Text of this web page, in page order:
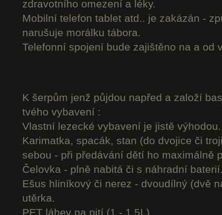
zdravotního omezení a léky.
Mobilní telefon tablet atd.. je zakázán -
narušuje morálku tábora.
Telefonní spojení bude zajištěno na a od
K šerpům jenž půjdou napřed a založí
tvého vybavení :
Vlastní lezecké vybavení je jistě výhodou.
Karimatka, spacák, stan (do dvojice či
sebou - při předávání dětí ho maximálně
Čelovka - plně nabitá či s náhradní
Ešus hliníkový či nerez - dvoudílný (dvě
utěrka.
PET láhev na pití (1 - 1,5L)